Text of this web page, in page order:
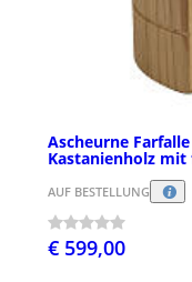
Ascheurne
Kastanienholz mit
AUF BESTELLUNG
€ 599,00